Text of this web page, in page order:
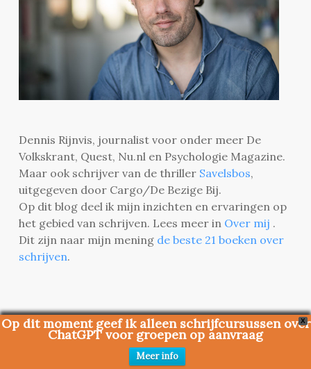
Dennis Rijnvis, journalist voor onder meer De
Volkskrant, Quest, Nu.nl en Psychologie Magazine.
Maar ook schrijver van de thriller Savelsbos,
uitgegeven door Cargo/De Bezige Bij.
Op dit blog deel ik mijn inzichten en ervaringen op
het gebied van schrijven. Lees meer in Over mij .
Dit zijn naar mijn mening de beste 21 boeken over
schrijven.
Belangrijkste artikelen
Dit zijn de 22 beste boeken over schrijven
X
Op dit moment geef ik alleen schrijfcursussen over
ChatGPT voor groepen op aanvraag
Meer info